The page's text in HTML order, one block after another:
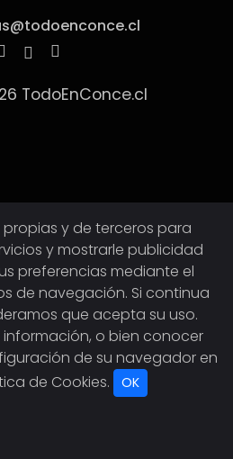
TodoEnConce.cl
propias y de terceros para
y mostrarle publicidad
preferencias mediante el
de navegación. Si continua
que acepta su uso.
o bien conocer
de su navegador en
de Cookies. OK